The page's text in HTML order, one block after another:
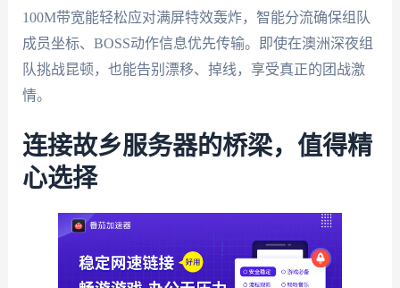
100M带宽能轻松应对满屏特效轰炸，智能分流确保组队
成员坐标、BOSS动作信息优先传输。即使在澳洲深夜组
队挑战昆顿，也能告别漂移、掉线，享受真正的团战激
情。
连接故乡服务器的桥梁，值得精
心选择